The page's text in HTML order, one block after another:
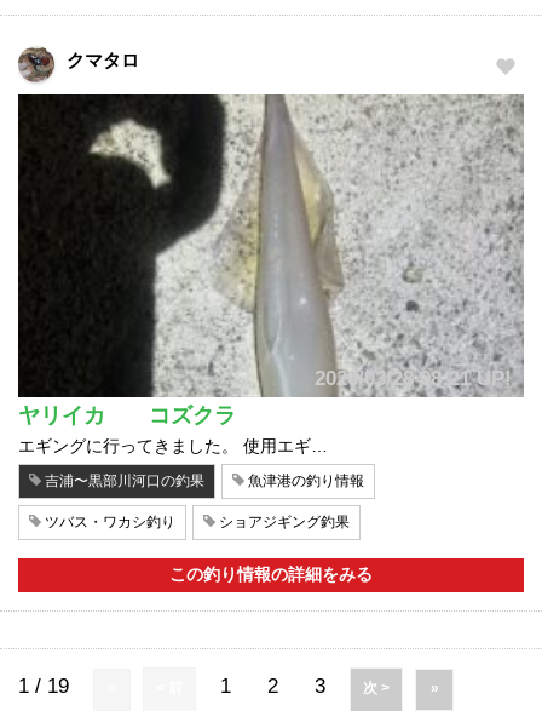
クマタロ
2026/03/28 08:21 UP!
ヤリイカ コズクラ
エギングに行ってきました。 使用エギ…
吉浦〜黒部川河口の釣果 魚津港の釣り情報
ツバス・ワカシ釣り ショアジギング釣果
この釣り情報の詳細をみる
1 / 19 1 2 3 次 > »